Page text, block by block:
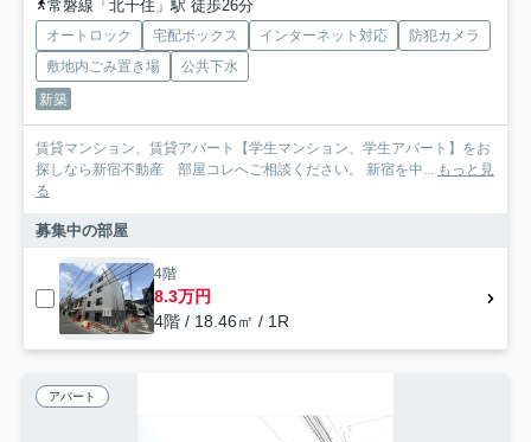
常磐線「北千住」駅 徒歩26分
オートロック 宅配ボックス インターネット対応
防犯カメラ
敷地内ごみ置き場
公共下水
新築
賃貸マンション、賃貸アパート【学生マンション、学生アパート】をお
探しなら新宿不動産 部屋コレへご相談ください。 新宿を中... もっと見
る
募集中の部屋
4階
8.3万円
4階 / 18.46㎡ / 1R
アパート